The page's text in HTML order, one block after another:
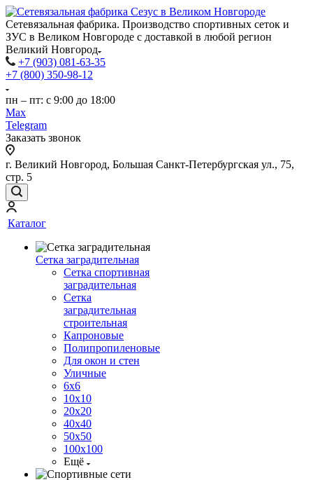
Сетевязальная фабрика. Производство спортивных сеток и
ЗУС в Великом Новгороде с доставкой в любой регион
Великий Новгород
+7 (903) 081-63-35
+7 (800) 350-98-12
пн – пт: с 9:00 до 18:00
Max
Telegram
Заказать звонок
г. Великий Новгород, Большая Санкт-Петербургская ул., 75,
стр. 5
Каталог
Сетка заградительная
Сетка спортивная
заградительная
Сетка
заградительная
строительная
Капроновые
Полипропиленовые
Для окон и стен
Уличные
6х6
10х10
20х20
40х40
50х50
100х100
Ещё